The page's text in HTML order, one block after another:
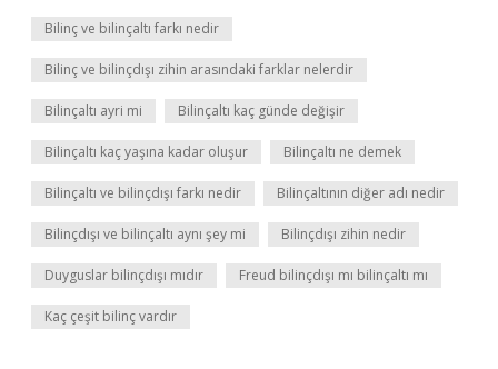
Bilinç ve bilinçaltı farkı nedir
Bilinç ve bilinçdışı zihin arasındaki farklar nelerdir
Bilinçaltı ayri mi Bilinçaltı kaç günde değişir
Bilinçaltı kaç yaşına kadar oluşur Bilinçaltı ne demek
Bilinçaltı ve bilinçdışı farkı nedir Bilinçaltının diğer adı nedir
Bilinçdışı ve bilinçaltı aynı şey mi Bilinçdışı zihin nedir
Duyguslar bilinçdışı mıdır Freud bilinçdışı mı bilinçaltı mı
Kaç çeşit bilinç vardır